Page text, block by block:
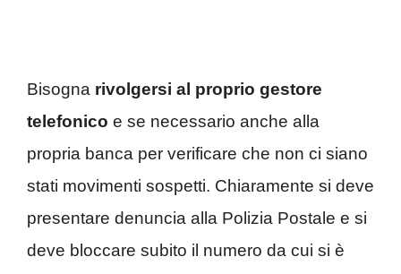
Bisogna rivolgersi al proprio gestore
telefonico e se necessario anche alla
propria banca per verificare che non ci siano
stati movimenti sospetti. Chiaramente si deve
presentare denuncia alla Polizia Postale e si
deve bloccare subito il numero da cui si è